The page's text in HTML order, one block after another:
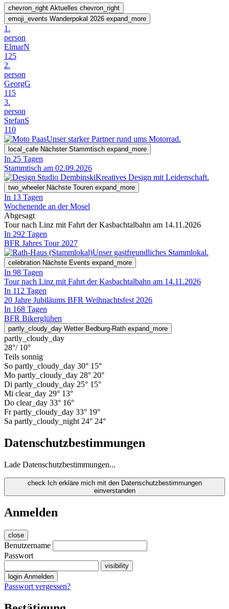
chevron_right Aktuelles chevron_right
emoji_events Wanderpokal 2026 expand_more
1.
person
ElmarN
125
2.
person
GeorgG
115
3.
person
StefanS
110
Unser starker Partner rund ums Motorrad.
local_cafe Nächster Stammtisch expand_more
In 25 Tagen
Stammtisch am 02.09.2026
Kreatives Design mit Leidenschaft.
two_wheeler Nächste Touren expand_more
In 13 Tagen
Wochenende an der Mosel
Abgesagt
Tour nach Linz mit Fahrt der Kasbachtalbahn am 14.11.2026
In 292 Tagen
BFR Jahres Tour 2027
Unser gastfreundliches Stammlokal.
celebration Nächste Events expand_more
In 98 Tagen
Tour nach Linz mit Fahrt der Kasbachtalbahn am 14.11.2026
In 112 Tagen
20 Jahre Jubiläums BFR Weihnachtsfest 2026
In 168 Tagen
BFR Bikerglühen
partly_cloudy_day Wetter Bedburg-Rath expand_more
partly_cloudy_day
28°/ 10°
Teils sonnig
So partly_cloudy_day 30° 15°
Mo partly_cloudy_day 28° 20°
Di partly_cloudy_day 25° 15°
Mi clear_day 29° 13°
Do clear_day 33° 16°
Fr partly_cloudy_day 33° 19°
Sa partly_cloudy_night 24° 24°
Datenschutzbestimmungen
Lade Datenschutzbestimmungen...
check Ich erkläre mich mit den Datenschutzbestimmungen
einverstanden
Anmelden
close
Benutzername
Passwort
visibility
login Anmelden
Passwort vergessen?